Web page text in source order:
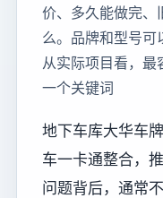
价、多久能做完、
么。品牌和型号可
从实际项目看，最
一个关键词
地下车库大华车
车一卡通整合，
问题背后，通常